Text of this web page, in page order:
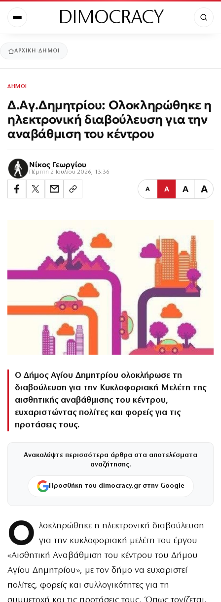
DIMOCRACY
ΑΡΧΙΚΉ ΔΗΜΟΙ
ΔΗΜΟΙ
Δ.Αγ.Δημητρίου: Ολοκληρώθηκε η
ηλεκτρονική διαβούλευση για την
αναβάθμιση του κέντρου
Νίκος Γεωργίου
Πέμπτη 2 Ιουλίου 2026, 13:36
Α Α Α Α
Ο Δήμος Αγίου Δημητρίου ολοκλήρωσε τη
διαβούλευση για την Κυκλοφοριακή Μελέτη της
αισθητικής αναβάθμισης του κέντρου,
ευχαριστώντας πολίτες και φορείς για τις
προτάσεις τους.
Ανακαλύψτε περισσότερα άρθρα στα αποτελέσματα
αναζήτησης.
Προσθήκη του dimocracy.gr στην Google
Ο λοκληρώθηκε η ηλεκτρονική διαβούλευση
για την κυκλοφοριακή μελέτη του έργου
«Αισθητική Αναβάθμιση του κέντρου του Δήμου
Αγίου Δημητρίου», με τον δήμο να ευχαριστεί
πολίτες, φορείς και συλλογικότητες για τη
συμμετοχή και τις προτάσεις τους. Όπως τονίζεται,